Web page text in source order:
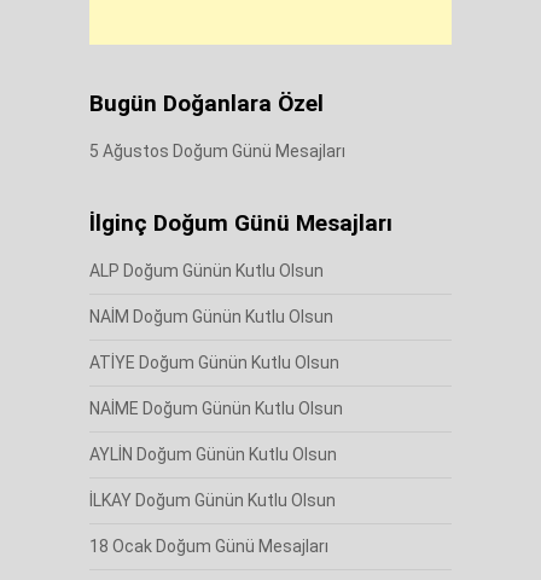
Bugün Doğanlara Özel
5 Ağustos Doğum Günü Mesajları
İlginç Doğum Günü Mesajları
ALP Doğum Günün Kutlu Olsun
NAİM Doğum Günün Kutlu Olsun
ATİYE Doğum Günün Kutlu Olsun
NAİME Doğum Günün Kutlu Olsun
AYLİN Doğum Günün Kutlu Olsun
İLKAY Doğum Günün Kutlu Olsun
18 Ocak Doğum Günü Mesajları